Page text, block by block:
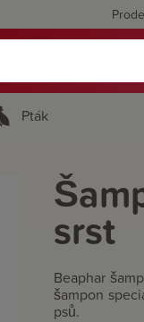
Pták
srst
Beaphar
šampon
psů.